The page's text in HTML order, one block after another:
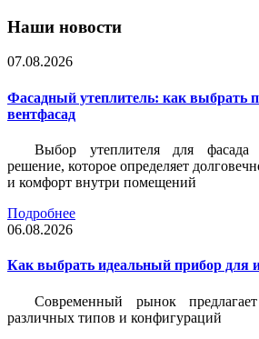
Наши новости
07.08.2026
Фасадный утеплитель: как выбрать
вентфасад
Выбор утеплителя для
решение, которое определяет
и комфорт внутри помещений
Подробнее
06.08.2026
Как выбрать идеальный прибор для
Современный рынок
различных типов и конфигураций